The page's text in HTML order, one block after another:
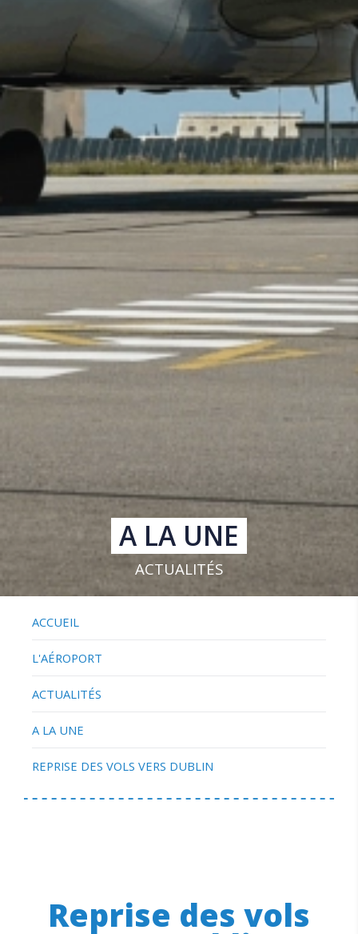
A LA UNE
ACTUALITÉS
ACCUEIL
L'AÉROPORT
ACTUALITÉS
A LA UNE
REPRISE DES VOLS VERS DUBLIN
Reprise des vols